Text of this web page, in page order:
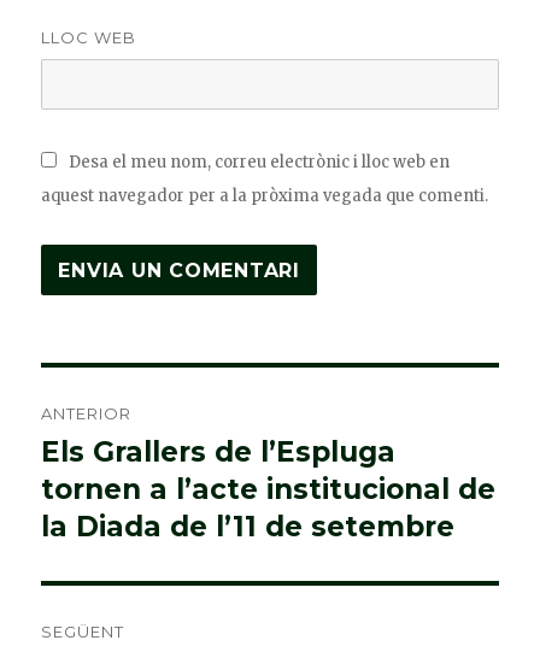
LLOC WEB
Desa el meu nom, correu electrònic i lloc web en
aquest navegador per a la pròxima vegada que comenti.
d'entrades
ANTERIOR
Entrada
anterior:
Els Grallers de l’Espluga
tornen a l’acte institucional de
la Diada de l’11 de setembre
SEGÜENT